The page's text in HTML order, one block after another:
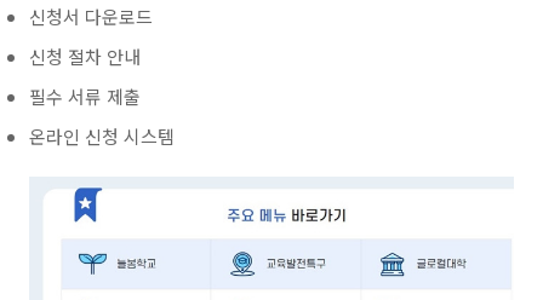
신청서 다운로드
신청 절차 안내
필수 서류 제출
온라인 신청 시스템